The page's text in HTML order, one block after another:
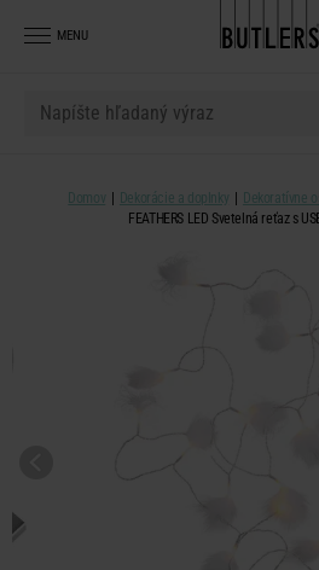
MENU
Domov Dekorácie a doplnky Dekoratívne
FEATHERS LED Svetelná reťaz s